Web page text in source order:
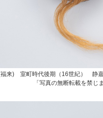
来) 室町時代後期（16世紀） 静
「写真の無断転載を禁じ